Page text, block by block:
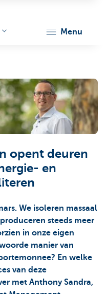
menu
opent deuren
en
We isoleren massaal
steeds meer
in onze eigen
manier van
En welke
van deze
met Anthony Sandra,